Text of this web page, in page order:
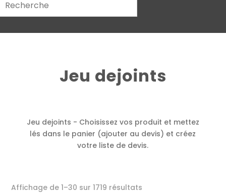
Jeu dejoints
Jeu dejoints - Choisissez vos produit et mettez
lés dans le panier (ajouter au devis) et créez
votre liste de devis.
Affichage de 1–30 sur 1719 résultats